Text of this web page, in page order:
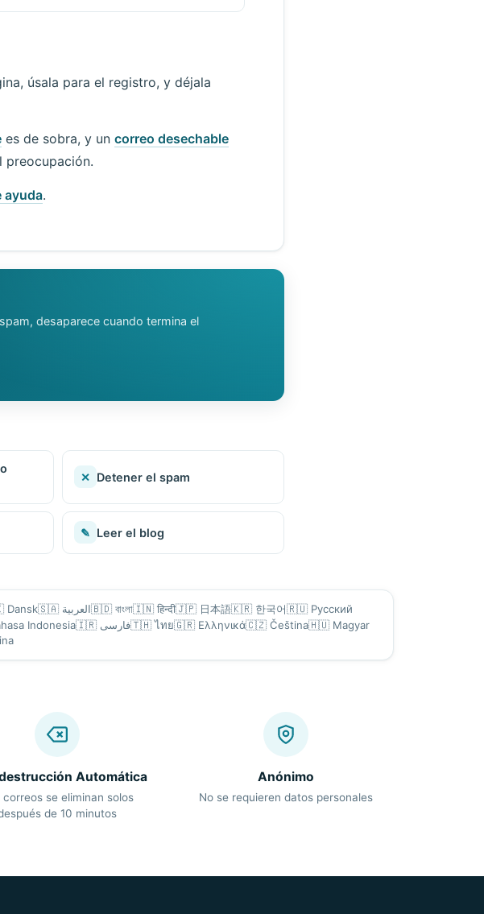
úsala para el registro, y déjala
es de sobra, y un correo desechable
preocupación.
ayuda.
desaparece cuando termina el
✕ Detener el spam
✎ Leer el blog
Dansk🇸🇦 العربية🇧🇩বাংলা🇮🇳हिन्दी🇯🇵 日本語🇰🇷 한국어🇷🇺 Русский
Indonesia🇮🇷 فارسی🇹🇭ไทย🇬🇷 Ελληνικά🇨🇿 Čeština🇭🇺 Magyar
Automática
correos se eliminan solos
de 10 minutos
Anónimo
No se requieren datos personales